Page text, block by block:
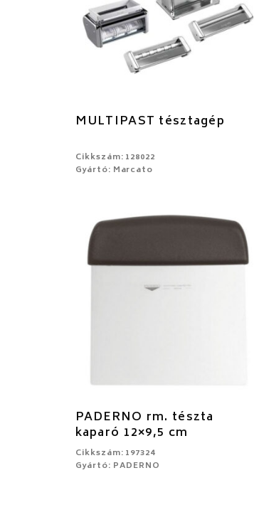
MULTIPAST tésztagép
Cikkszám: 128022
Gyártó: Marcato
PADERNO rm. tészta
kaparó 12×9,5 cm
Cikkszám: 197324
Gyártó: PADERNO